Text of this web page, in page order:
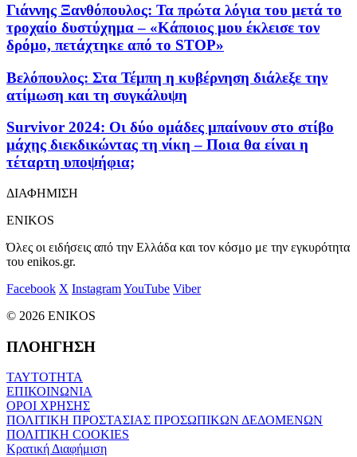
Γιάννης Ξανθόπουλος: Τα πρώτα λόγια του μετά το
τροχαίο δυστύχημα – «Κάποιος μου έκλεισε τον
δρόμο, πετάχτηκε από το STOP»
Βελόπουλος: Στα Τέμπη η κυβέρνηση διάλεξε την
ατίμωση και τη συγκάλυψη
Survivor 2024: Οι δύο ομάδες μπαίνουν στο στίβο
μάχης διεκδικώντας τη νίκη – Ποια θα είναι η
τέταρτη υποψήφια;
ΔΙΑΦΗΜΙΣΗ
ENIKOS
Όλες οι ειδήσεις από την Ελλάδα και τον κόσμο με την εγκυρότητα
του enikos.gr.
Facebook X InstagramYouTube Viber
© 2026 ENIKOS
ΠΛΟΗΓΗΣΗ
ΤΑΥΤΟΤΗΤΑ
ΕΠΙΚΟΙΝΩΝΙΑ
ΟΡΟΙ ΧΡΗΣΗΣ
ΠΟΛΙΤΙΚΗ ΠΡΟΣΤΑΣΙΑΣ ΠΡΟΣΩΠΙΚΩΝ ΔΕΔΟΜΕΝΩΝ
ΠΟΛΙΤΙΚΗ COOKIES
Κρατική Διαφήμιση